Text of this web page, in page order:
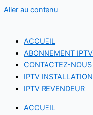
Aller au contenu
ACCUEIL
ABONNEMENT IPTV
CONTACTEZ-NOUS
IPTV INSTALLATION
IPTV REVENDEUR
ACCUEIL